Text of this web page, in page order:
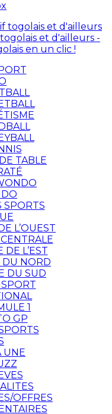
et d'ailleurs -
en un clic !
TABLE
SPORTS
L’OUEST
DE L’EST
DU NORD
DU SUD
1
GP
UNE
OFFRES